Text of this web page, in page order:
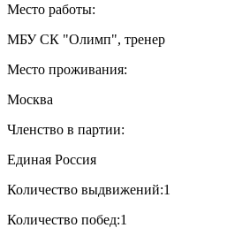
Место работы:
МБУ СК "Олимп", тренер
Место проживания:
Москва
Членство в партии:
Единая Россия
Количество выдвижений:1
Количество побед:1